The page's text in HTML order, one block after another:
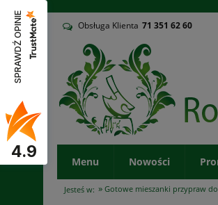
Obsługa Klienta 71 351 62 60
Menu Nowości
Jesteś w: » Gotowe mieszanki przypraw
SPRAWDŹ OPINIE
4.9